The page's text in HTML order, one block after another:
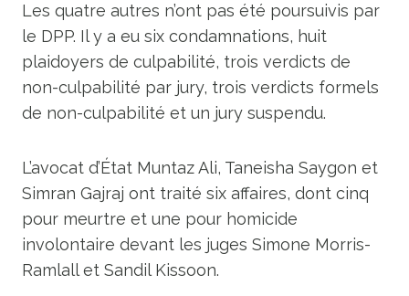
Les quatre autres n’ont pas été poursuivis par
le DPP. Il y a eu six condamnations, huit
plaidoyers de culpabilité, trois verdicts de
non-culpabilité par jury, trois verdicts formels
de non-culpabilité et un jury suspendu.
L’avocat d’État Muntaz Ali, Taneisha Saygon et
Simran Gajraj ont traité six affaires, dont cinq
pour meurtre et une pour homicide
involontaire devant les juges Simone Morris-
Ramlall et Sandil Kissoon.